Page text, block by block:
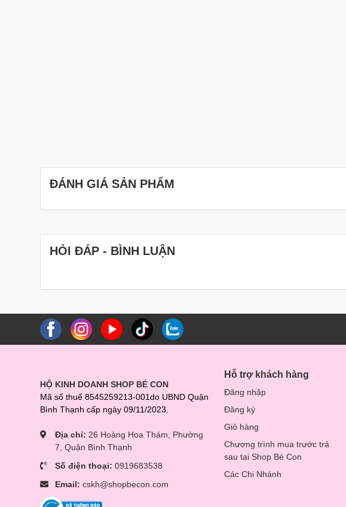
ĐÁNH GIÁ SẢN PHẨM
HỎI ĐÁP - BÌNH LUẬN
HỘ KINH DOANH SHOP BÉ CON
Mã số thuế 8545259213-001do UBND Quận
Bình Thạnh cấp ngày 09/11/2023.
Địa chỉ: 26 Hoàng Hoa Thám, Phường
7, Quận Bình Thạnh
Số điện thoại: 0919683538
Email: cskh@shopbecon.com
Hỗ trợ khách hàng
Đăng nhập
Đăng ký
Giỏ hàng
Chương trình mua trước trả
sau tại Shop Bé Con
Các Chi Nhánh